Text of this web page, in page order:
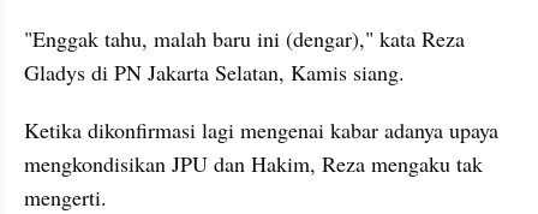
"Enggak tahu, malah baru ini (dengar)," kata Reza
Gladys di PN Jakarta Selatan, Kamis siang.
Ketika dikonfirmasi lagi mengenai kabar adanya upaya
mengkondisikan JPU dan Hakim, Reza mengaku tak
mengerti.